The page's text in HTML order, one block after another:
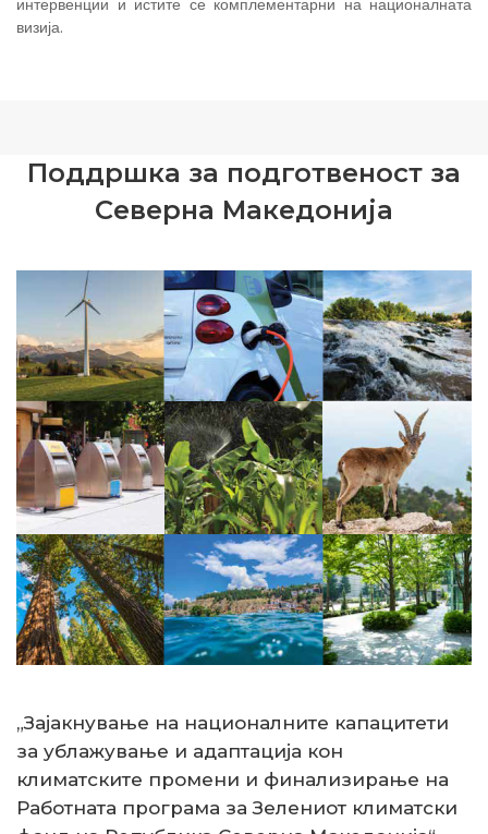
интервенции и истите се комплементарни на националната
визија.
Поддршка за подготвеност за
Северна Македонија
„Зајакнување на националните капацитети
за ублажување и адаптација кон
климатските промени и финализирање на
Работната програма за Зелениот климатски